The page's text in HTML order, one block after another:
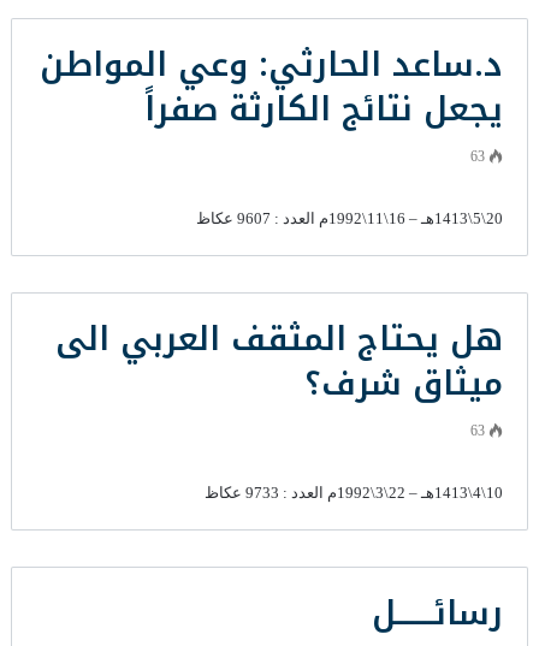
د.ساعد الحارثي: وعي المواطن
يجعل نتائج الكارثة صفراً
63
20\5\1413هـ – 16\11\1992م العدد : 9607 عكاظ
هل يحتاج المثقف العربي الى
ميثاق شرف؟
63
10\4\1413هـ – 22\3\1992م العدد : 9733 عكاظ
رسائــــــل